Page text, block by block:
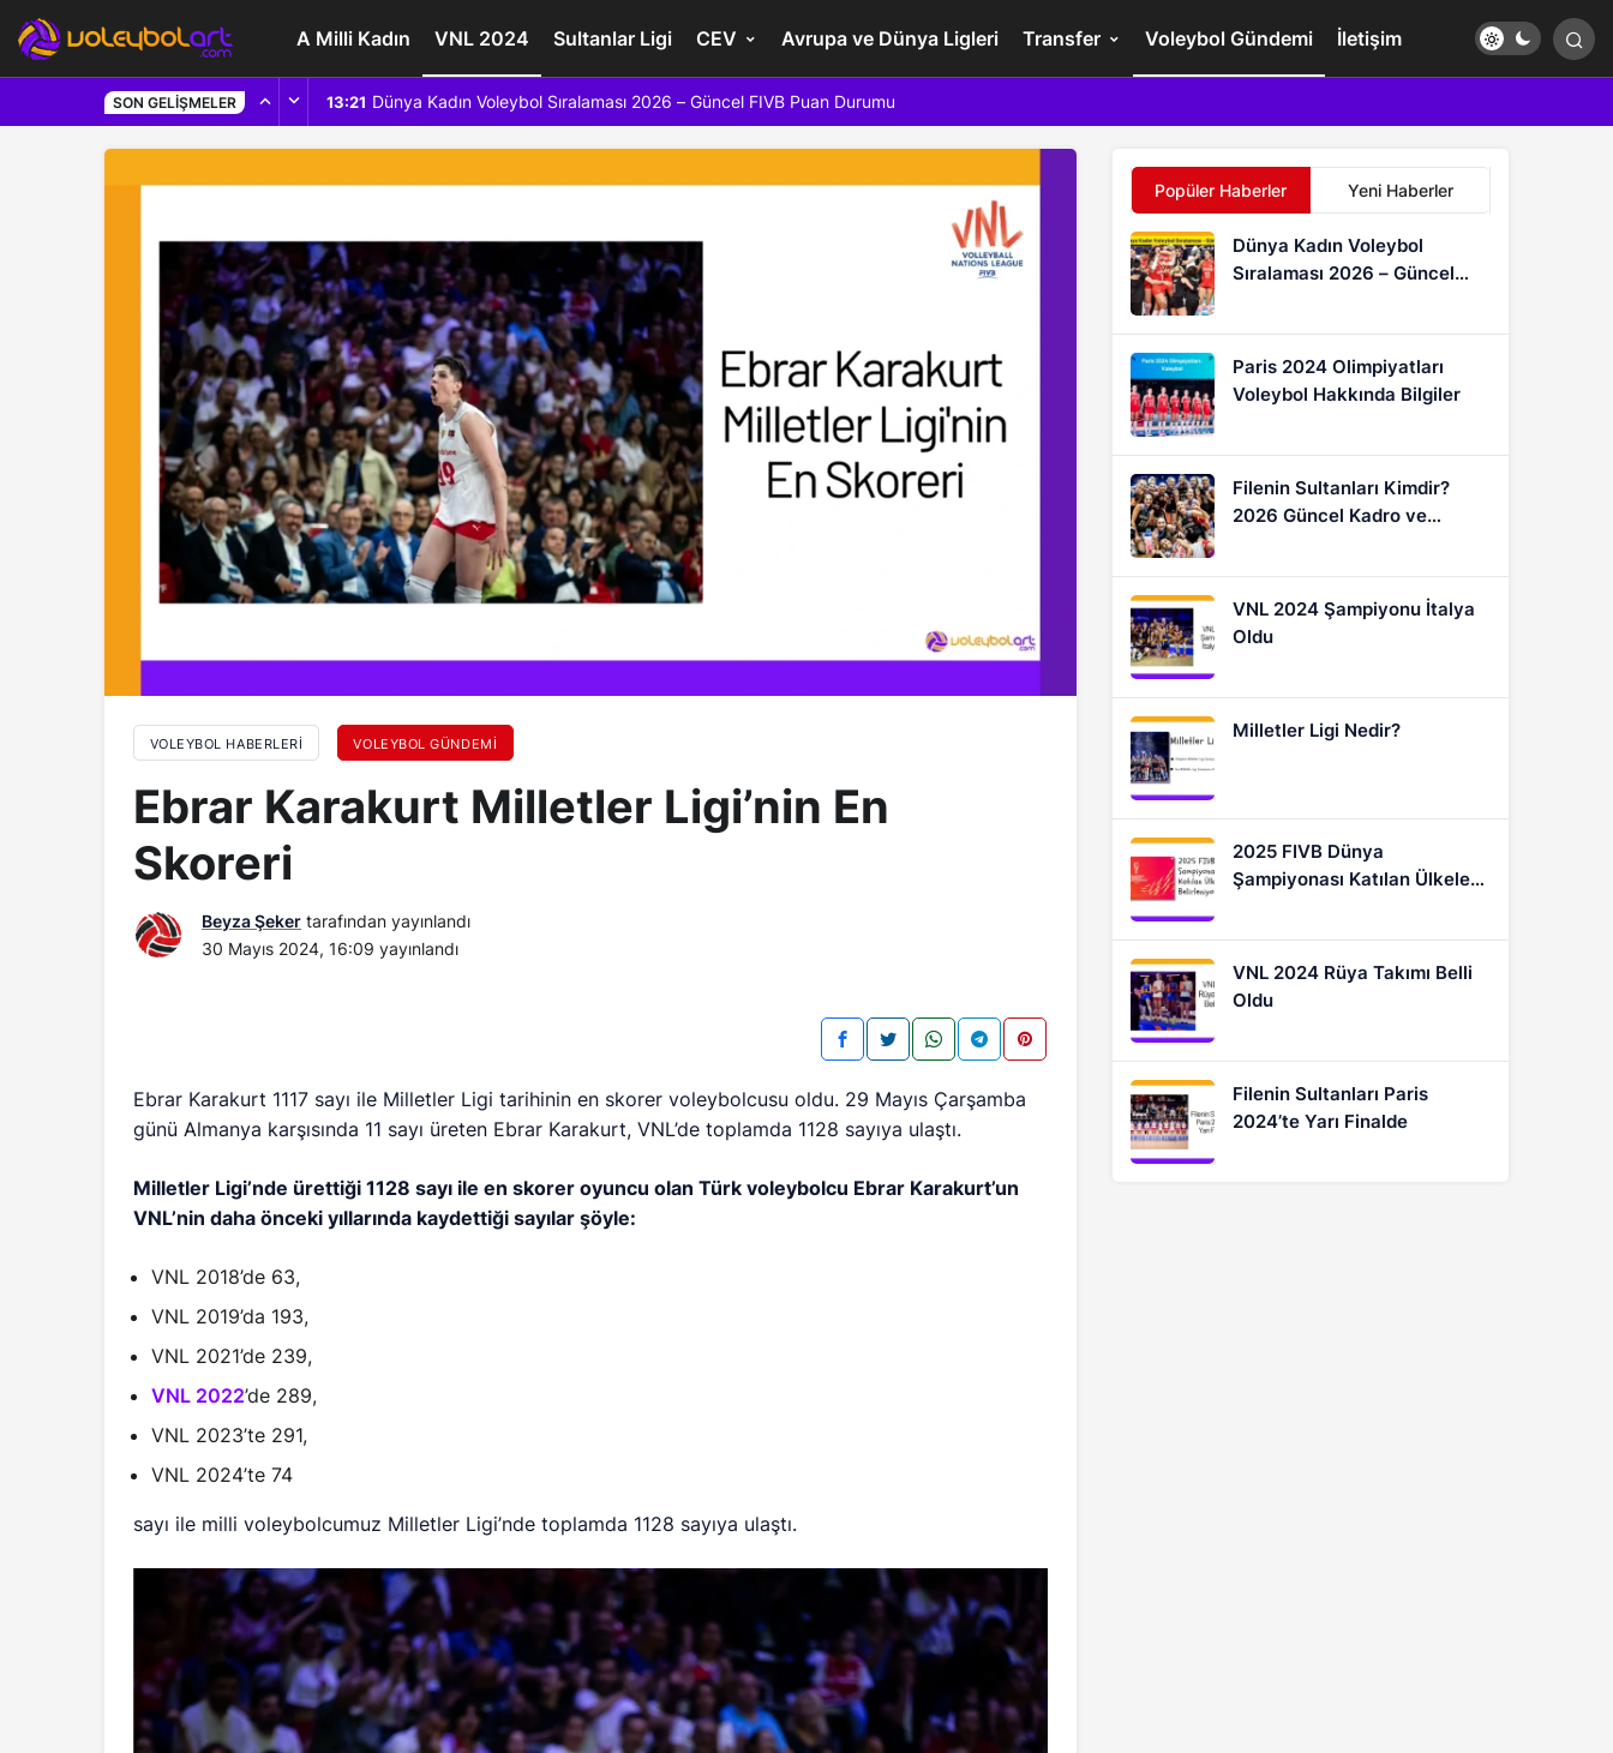
A Milli Kadın VNL 2024 Sultanlar Ligi CEV Avrupa ve Dünya Ligleri Transfer Voleybol Gündemi İletişim
SON GELIŞMELER 13:21 Dünya Kadın Voleybol Sıralaması 2026 – Güncel FIVB Puan Durumu
VOLEYBOL HABERLERI VOLEYBOL GÜNDEMI
Ebrar Karakurt Milletler Ligi’nin En
Skoreri
Beyza Şeker tarafından yayınlandı
30 Mayıs 2024, 16:09 yayınlandı
Ebrar Karakurt 1117 sayı ile Milletler Ligi tarihinin en skorer voleybolcusu oldu. 29 Mayıs Çarşamba
günü Almanya karşısında 11 sayı üreten Ebrar Karakurt, VNL’de toplamda 1128 sayıya ulaştı.
Milletler Ligi’nde ürettiği 1128 sayı ile en skorer oyuncu olan Türk voleybolcu Ebrar Karakurt’un
VNL’nin daha önceki yıllarında kaydettiği sayılar şöyle:
VNL 2018’de 63,
VNL 2019’da 193,
VNL 2021’de 239,
VNL 2022’de 289,
VNL 2023’te 291,
VNL 2024’te 74
sayı ile milli voleybolcumuz Milletler Ligi’nde toplamda 1128 sayıya ulaştı.
Popüler Haberler Yeni Haberler
Dünya Kadın Voleybol
Sıralaması 2026 – Güncel
Paris 2024 Olimpiyatları
Voleybol Hakkında Bilgiler
Filenin Sultanları Kimdir?
2026 Güncel Kadro ve
VNL 2024 Şampiyonu İtalya
Oldu
Milletler Ligi Nedir?
2025 FIVB Dünya
Şampiyonası Katılan Ülkeler
VNL 2024 Rüya Takımı Belli
Oldu
Filenin Sultanları Paris
2024’te Yarı Finalde